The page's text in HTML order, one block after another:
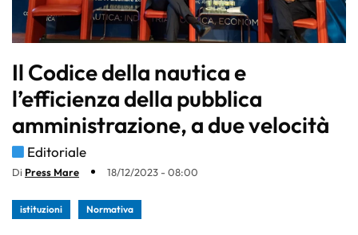
Il Codice della nautica e
l’efficienza della pubblica
amministrazione, a due velocità
Editoriale
Di Press Mare 18/12/2023 - 08:00
istituzioni Normativa